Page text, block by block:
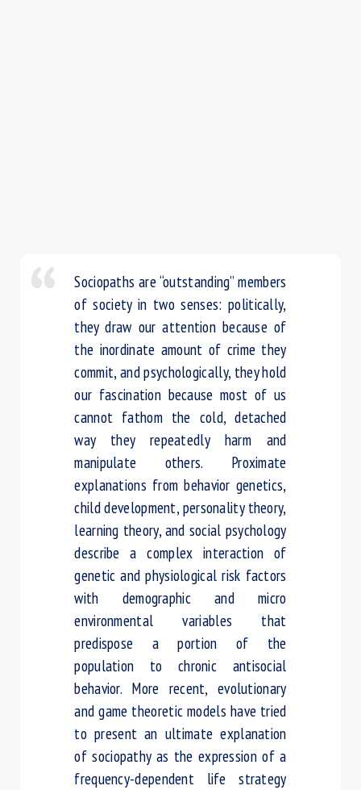
Sociopaths are “outstanding” members
of society in two senses: politically,
they draw our attention because of
the inordinate amount of crime they
commit, and psychologically, they hold
our fascination because most of us
cannot fathom the cold, detached
way they repeatedly harm and
manipulate others. Proximate
explanations from behavior genetics,
child development, personality theory,
learning theory, and social psychology
describe a complex interaction of
genetic and physiological risk factors
with demographic and micro
environmental variables that
predispose a portion of the
population to chronic antisocial
behavior. More recent, evolutionary
and game theoretic models have tried
to present an ultimate explanation
of sociopathy as the expression of a
frequency-dependent life strategy